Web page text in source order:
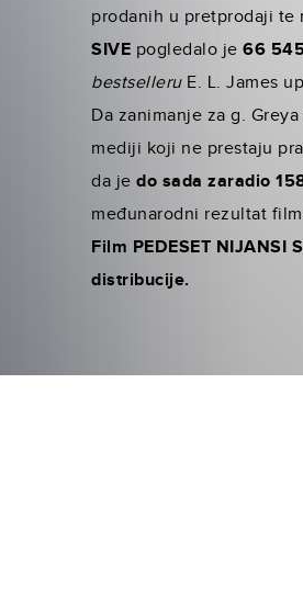
prodanih u pretprodaji
SIVE pogledalo je66
bestselleruE. L. James
Da zanimanje za g.
mediji koji ne prestaju
da jedo sada zaradio
međunarodni rezultat
Film PEDESET
distribucije.